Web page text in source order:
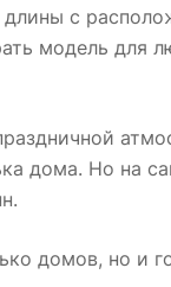
с
модель для
дома. Но на
домов, но и